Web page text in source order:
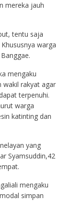
mereka jauh
tentu saja
warga
mengaku
wakil rakyat agar
terpenuhi.
warga
katinting dan
yang
Syamsuddin,42
mengaku
simpan